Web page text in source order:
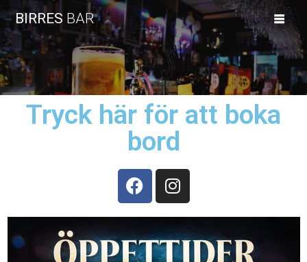
BIRRES BAR
Tryck här för att boka
bord